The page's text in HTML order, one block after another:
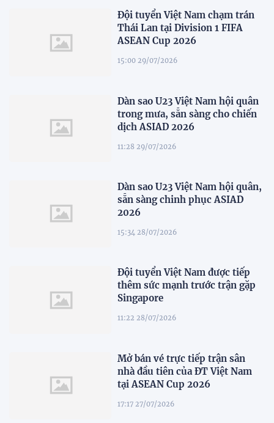
Đội tuyển Việt Nam chạm trán
Thái Lan tại Division 1 FIFA
ASEAN Cup 2026
15:00 29/07/2026
Dàn sao U23 Việt Nam hội quân
trong mưa, sẵn sàng cho chiến
dịch ASIAD 2026
11:28 29/07/2026
Dàn sao U23 Việt Nam hội quân,
sẵn sàng chinh phục ASIAD
2026
15:34 28/07/2026
Đội tuyển Việt Nam được tiếp
thêm sức mạnh trước trận gặp
Singapore
11:22 28/07/2026
Mở bán vé trực tiếp trận sân
nhà đầu tiên của ĐT Việt Nam
tại ASEAN Cup 2026
17:17 27/07/2026